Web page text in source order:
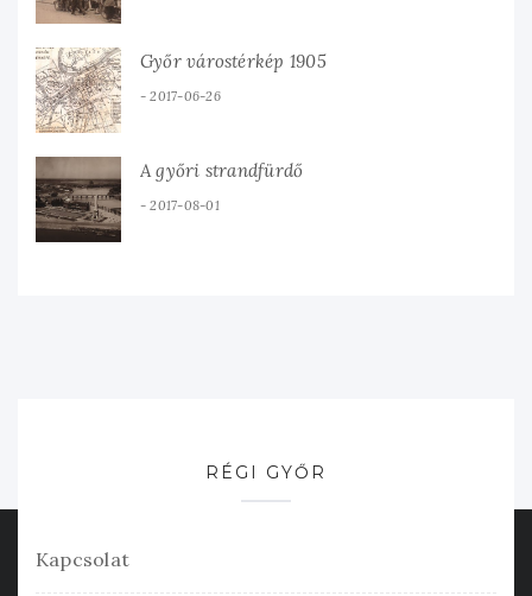
Győr várostérkép 1905
2017-06-26
A győri strandfürdő
2017-08-01
RÉGI GYŐR
Kapcsolat